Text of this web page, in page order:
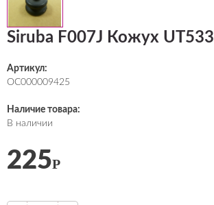
Siruba F007J Кожух UT533
Артикул:
ОС000009425
Наличие товара:
В наличии
225Р